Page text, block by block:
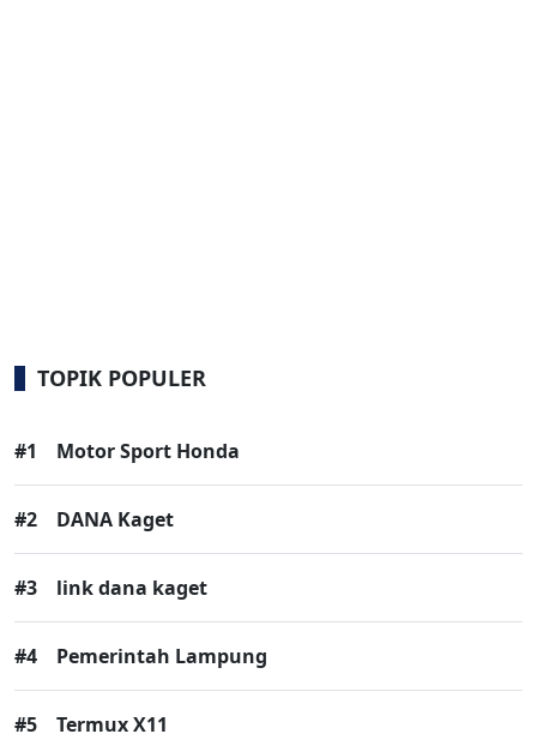
TOPIK POPULER
#1 Motor Sport Honda
#2 DANA Kaget
#3 link dana kaget
#4 Pemerintah Lampung
#5 Termux X11